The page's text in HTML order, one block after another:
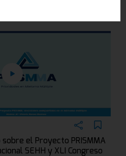
el Proyecto PRISMMA
SEHH y XLI Congreso